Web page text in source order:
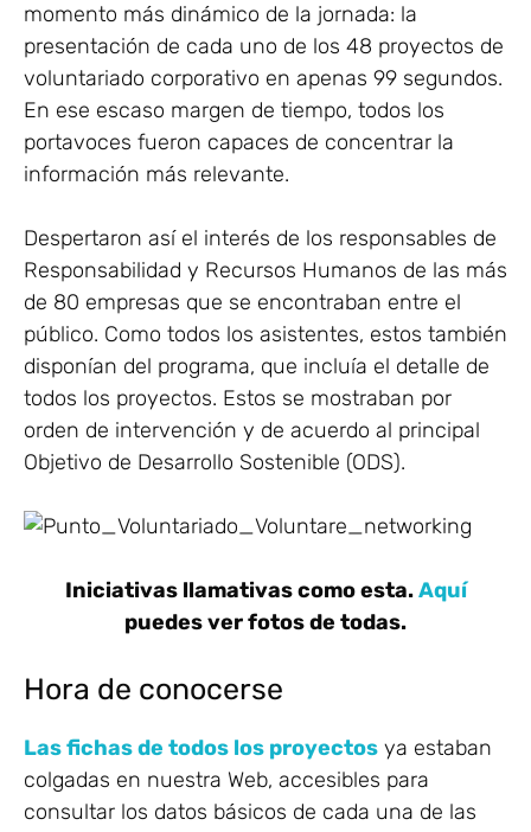
momento más dinámico de la jornada: la
presentación de cada uno de los 48 proyectos de
voluntariado corporativo en apenas 99 segundos.
En ese escaso margen de tiempo, todos los
portavoces fueron capaces de concentrar la
información más relevante.
Despertaron así el interés de los responsables de
Responsabilidad y Recursos Humanos de las más
de 80 empresas que se encontraban entre el
público. Como todos los asistentes, estos también
disponían del programa, que incluía el detalle de
todos los proyectos. Estos se mostraban por
orden de intervención y de acuerdo al principal
Objetivo de Desarrollo Sostenible (ODS).
Iniciativas llamativas como esta.Aquí
puedes ver fotos de todas.
Hora de conocerse
Las fichas de todos los proyectos ya estaban
colgadas en nuestra Web, accesibles para
consultar los datos básicos de cada una de las